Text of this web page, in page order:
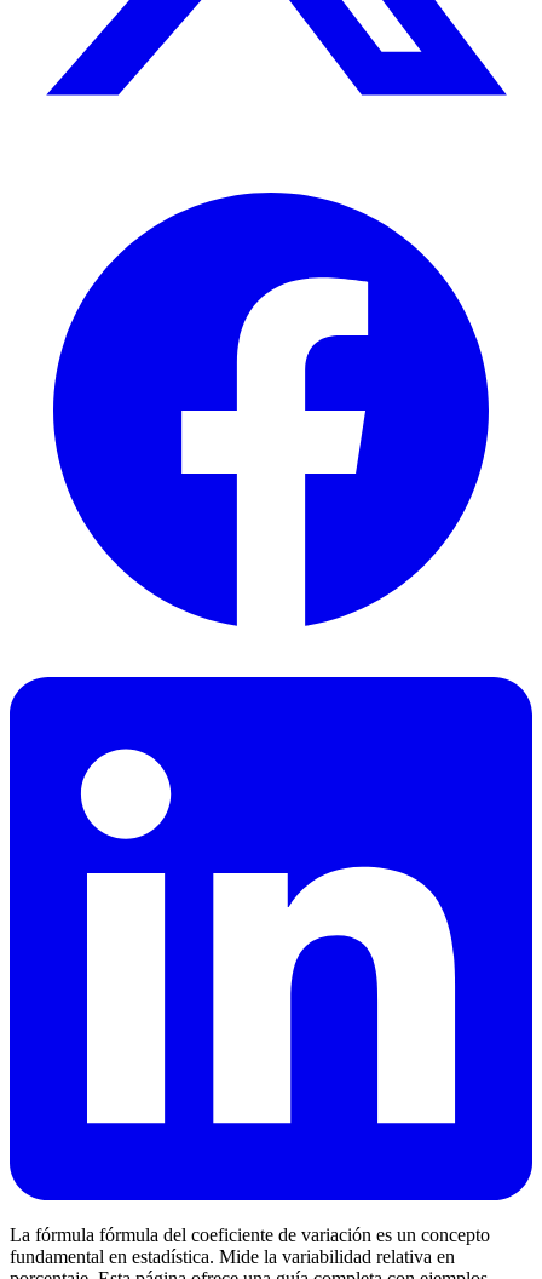
La fórmula fórmula del coeficiente de variación es un concepto
fundamental en estadística. Mide la variabilidad relativa en